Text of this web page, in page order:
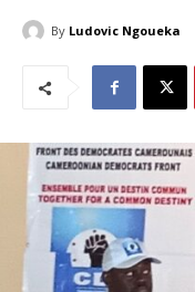
By Ludovic Ngoueka